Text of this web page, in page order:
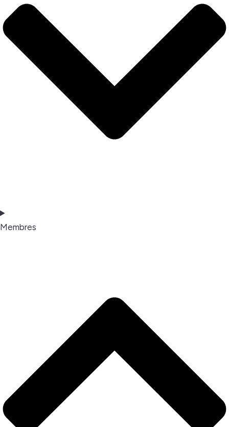
Membres